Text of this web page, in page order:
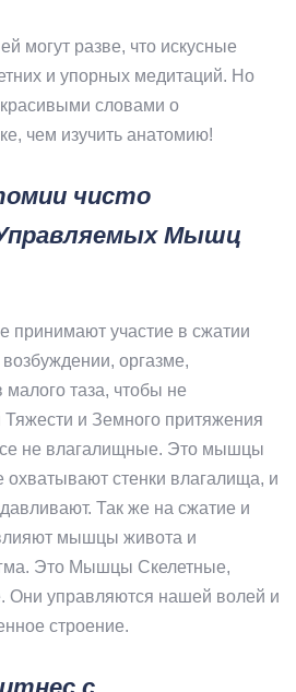
могут разве, что искусные
и упорных медитаций. Но
словами о
чем изучить анатомию!
чисто
Мышц
участие в сжатии
оргазме,
таза, чтобы не
Тяжести и Земного притяжения
не влагалищные. Это мышцы
охватывают стенки влагалища, и
Так же на сжатие и
мышцы живота и
Это Мышцы Скелетные,
Они управляются нашей волей и
строение.